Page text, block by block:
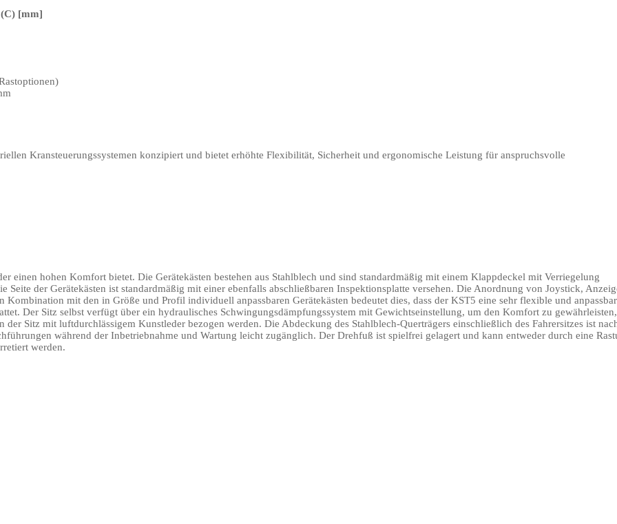
[mm]
Kransteuerungssystemen konzipiert und bietet erhöhte Flexibilität, Sicherheit und ergonomische Leistung für anspruchsvolle
einen hohen Komfort bietet. Die Gerätekästen bestehen aus Stahlblech und sind standardmäßig mit einem Klappdeckel mit Verriegelung
Seite der Gerätekästen ist standardmäßig mit einer ebenfalls abschließbaren Inspektionsplatte versehen. Die Anordnung von Joystick,
mit den in Größe und Profil individuell anpassbaren Gerätekästen bedeutet dies, dass der KST5 eine sehr flexible und
Der Sitz selbst verfügt über ein hydraulisches Schwingungsdämpfungssystem mit Gewichtseinstellung, um den Komfort zu gewährleisten,
Sitz mit luftdurchlässigem Kunstleder bezogen werden. Die Abdeckung des Stahlblech-Querträgers einschließlich des Fahrersitzes ist
während der Inbetriebnahme und Wartung leicht zugänglich. Der Drehfuß ist spielfrei gelagert und kann entweder durch eine
werden.